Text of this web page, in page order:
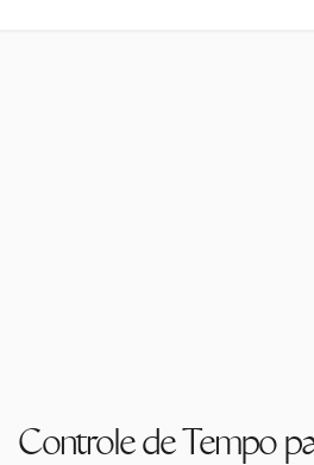
Controle de Tempo